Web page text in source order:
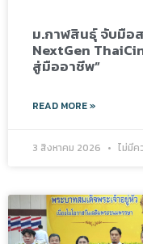
ม.กาฬสินธุ์ จับมื
NextGen
สู่มืออาชีพ”
READ MORE »
3 สิงหาคม 2026 ไม่มีค